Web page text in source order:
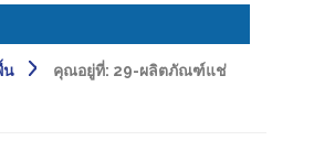
น คุณอยู่ที่: 29-ผลิตภัณฑ์แช่